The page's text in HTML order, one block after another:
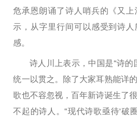
危承恩朗诵了诗人哨兵的《又
示，从字里行间可以感受到诗
感。
诗人川上表示，中国是“诗的
统一以贯之。除了大家耳熟能详
歌也不容忽视，百年新诗诞生了
不起的诗人。“现代诗歌亟待‘破